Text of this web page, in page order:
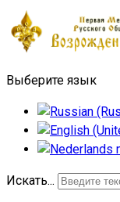
Выберите язык
Искать...